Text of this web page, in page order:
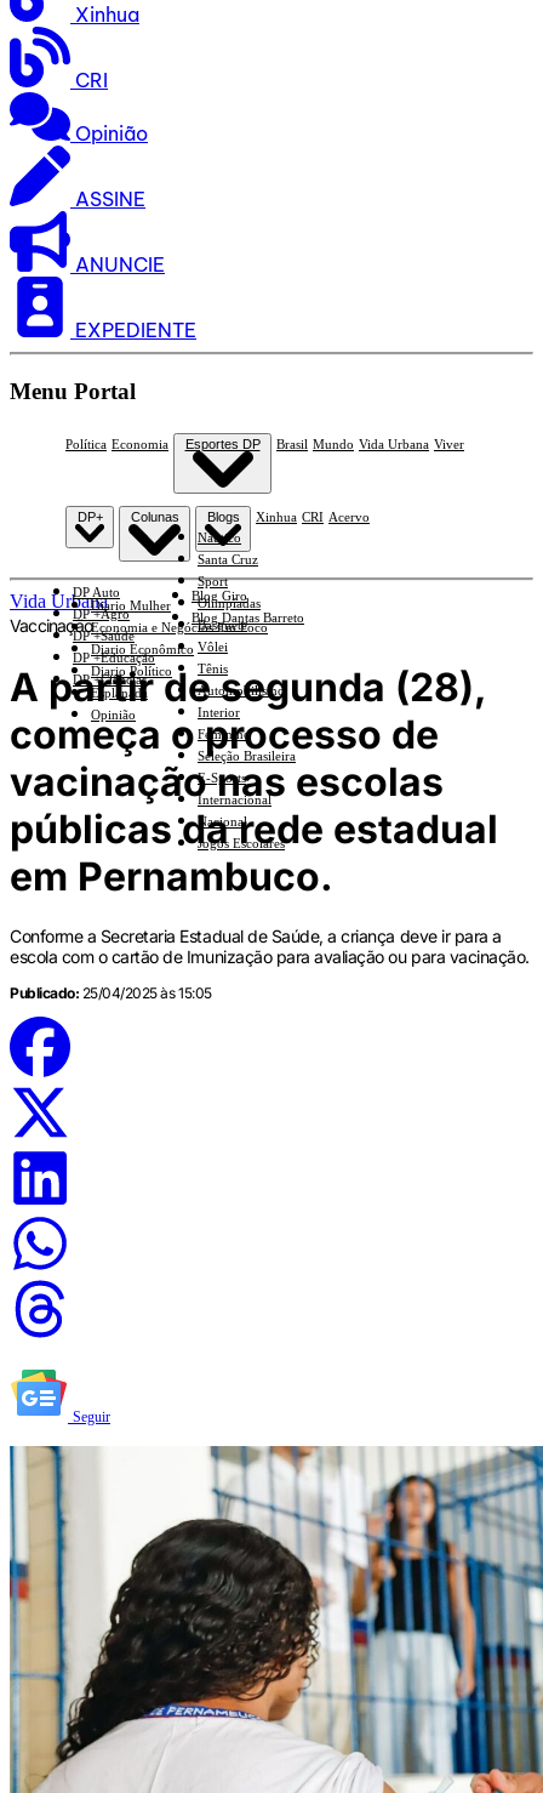
Xinhua
CRI
Opinião
ASSINE
ANUNCIE
EXPEDIENTE
Menu Portal
Política Economia Esportes DP
Náutico
Santa Cruz
Sport
Olimpíadas
Basquete
Vôlei
Tênis
Automobilismo
Interior
Feminino
Seleção Brasileira
E-Sports
Internacional
Nacional
Jogos Escolares
Brasil Mundo Vida Urbana Viver
DP+
DP Auto
DP +Agro
DP +Saúde
DP +Educação
DP +Ciências
Colunas
Diario Mulher
Economia e Negócios Em Foco
Diario Econômico
Diario Político
Esplanada
Opinião
Blogs
Blog Giro
Blog Dantas Barreto
Xinhua CRI Acervo
Vida Urbana
Vaccinação
A partir de segunda (28),
começa o processo de
vacinação nas escolas
públicas da rede estadual
em Pernambuco.
Conforme a Secretaria Estadual de Saúde, a criança deve ir para a
escola com o cartão de Imunização para avaliação ou para vacinação.
Publicado: 25/04/2025 às 15:05
Seguir